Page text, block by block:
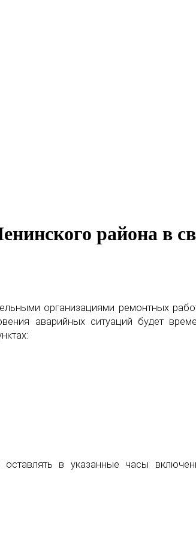
района в
организациями ремонтных
аварийных ситуаций будет
в указанные часы